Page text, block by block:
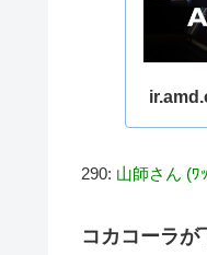
290: 山師さん (ﾜ
コカコーラ